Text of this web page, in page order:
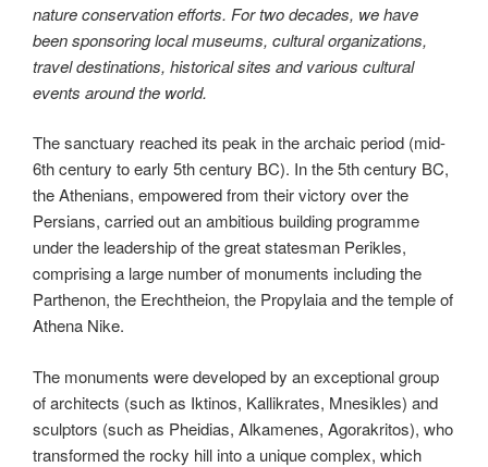
nature conservation efforts. For two decades, we have
been sponsoring local museums, cultural organizations,
travel destinations, historical sites and various cultural
events around the world.
The sanctuary reached its peak in the archaic period (mid-
6th century to early 5th century BC). In the 5th century BC,
the Athenians, empowered from their victory over the
Persians, carried out an ambitious building programme
under the leadership of the great statesman Perikles,
comprising a large number of monuments including the
Parthenon, the Erechtheion, the Propylaia and the temple of
Athena Nike.
The monuments were developed by an exceptional group
of architects (such as Iktinos, Kallikrates, Mnesikles) and
sculptors (such as Pheidias, Alkamenes, Agorakritos), who
transformed the rocky hill into a unique complex, which